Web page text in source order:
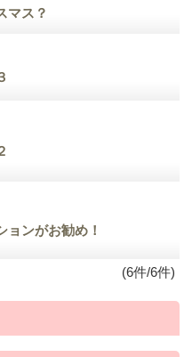
マス？
ョンがお勧め！
(6件/6件)